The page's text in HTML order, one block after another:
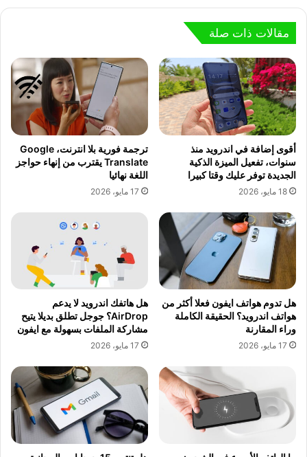
مقالات ذات صلة
أقوى إضافة في اندرويد منذ
سنوات، تفعيل الميزة الذكية
الجديدة توفر عليك وقتا كبيرا
18 مايو، 2026
ترجمة فورية بلا انترنت، Google
Translate يقترب من إنهاء حواجز
اللغة نهائيا
17 مايو، 2026
هل تدوم هواتف ايفون فعلا أكثر من
هواتف اندرويد؟ الحقيقة الكاملة
وراء المقارنة
17 مايو، 2026
هل هاتفك اندرويد لا يدعم
AirDrop؟ جوجل تطلق بديلا يتيح
مشاركة الملفات بسهولة مع ايفون
17 مايو، 2026